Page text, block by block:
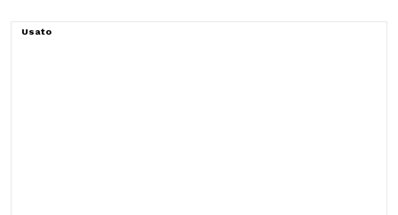
Usato